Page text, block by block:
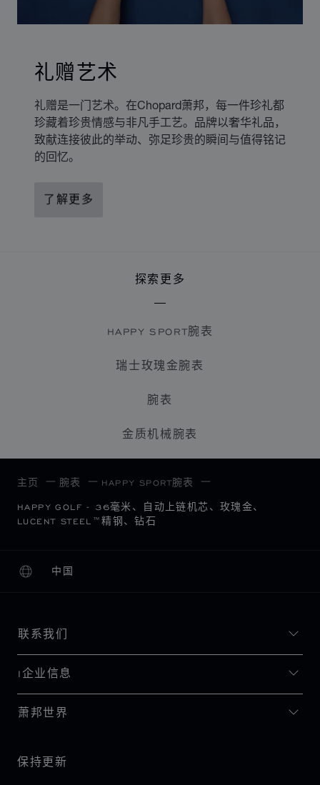
礼赠艺术
礼赠是一门艺术。在Chopard萧邦，每一件珍礼都
珍藏着珍贵情感与非凡手工艺。品牌以奢华礼品，
致献连接彼此的举动、弥足珍贵的瞬间与值得铭记
的回忆。
了解更多
探索更多
HAPPY SPORT腕表
瑞士玫瑰金腕表
腕表
金质机械腕表
主页 腕表 HAPPY SPORT腕表
HAPPY GOLF - 36毫米、自动上链机芯、玫瑰金、
LUCENT STEEL™精钢、钻石
中国
本地化（更改国家/地区）
更改国家/地区
联系我们
I企业信息
萧邦世界
保持更新